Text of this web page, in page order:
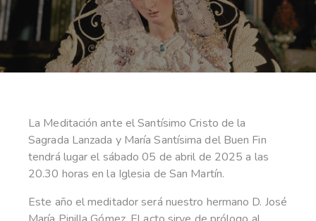
La Meditación ante el Santísimo Cristo de la
Sagrada Lanzada y María Santísima del Buen Fin
tendrá lugar el sábado 05 de abril de 2025 a las
20.30 horas en la Iglesia de San Martín.
Este año el meditador será nuestro hermano D. José